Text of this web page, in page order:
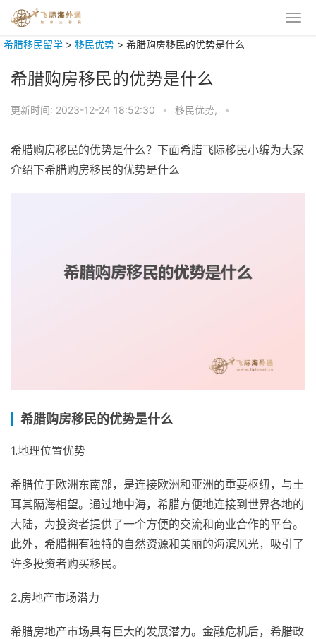
希腊移民留学 > 移民优势 > 希腊购房移民的优势是什么
希腊购房移民的优势是什么
更新时间: 2023-12-24 18:52:30 • 移民优势, •
希腊购房移民的优势是什么？下面希腊飞际移民小编为大家
介绍下希腊购房移民的优势是什么
希腊购房移民的优势是什么
1.地理位置优势
希腊位于欧洲东南部，是连接欧洲和亚洲的重要枢纽，与土
耳其隔海相望。通过地中海，希腊方便地连接到世界各地的
大陆，为投资者提供了一个方便的交流和商业合作的平台。
此外，希腊拥有独特的自然资源和美丽的海滨风光，吸引了
许多投资者购买移民。
2.房地产市场潜力
希腊房地产市场具有巨大的发展潜力。金融危机后，希腊政